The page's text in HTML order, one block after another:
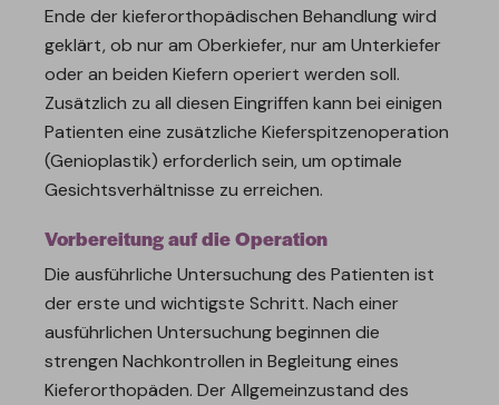
Ende der kieferorthopädischen Behandlung wird
geklärt, ob nur am Oberkiefer, nur am Unterkiefer
oder an beiden Kiefern operiert werden soll.
Zusätzlich zu all diesen Eingriffen kann bei einigen
Patienten eine zusätzliche Kieferspitzenoperation
(Genioplastik) erforderlich sein, um optimale
Gesichtsverhältnisse zu erreichen.
Vorbereitung auf die Operation
Die ausführliche Untersuchung des Patienten ist
der erste und wichtigste Schritt. Nach einer
ausführlichen Untersuchung beginnen die
strengen Nachkontrollen in Begleitung eines
Kieferorthopäden. Der Allgemeinzustand des